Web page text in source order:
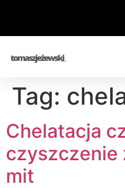
Tag:
Chelatacja
czyszczenie
mit